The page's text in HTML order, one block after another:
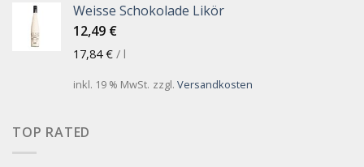
Weisse Schokolade Likör
12,49 €
17,84€ / l
inkl. 19 % MwSt. zzgl. Versandkosten
TOP RATED